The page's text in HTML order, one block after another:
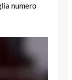
numero